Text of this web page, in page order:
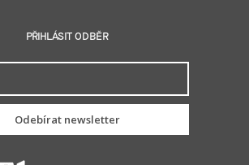
PŘIHLÁSIT ODBĚR
Odebírat newsletter